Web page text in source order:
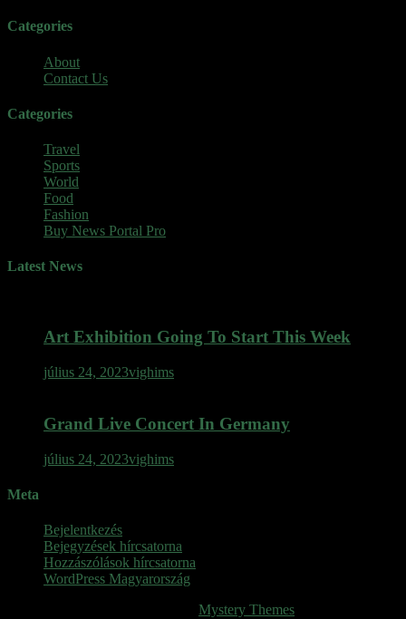
Categories
About
Contact Us
Categories
Travel
Sports
World
Food
Fashion
Buy News Portal Pro
Latest News
Art Exhibition Going To Start This Week
július 24, 2023vighims
Grand Live Concert In Germany
július 24, 2023vighims
Meta
Bejelentkezés
Bejegyzések hírcsatorna
Hozzászólások hírcsatorna
WordPress Magyarország
Mystery Themes